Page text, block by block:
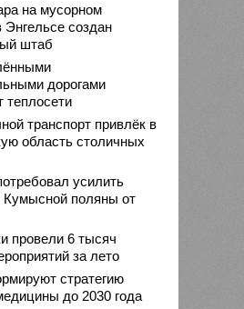
на мусорном
Энгельсе создан
штаб
дорогами
теплосети
транспорт привлёк в
область столичных
усилить
Кумысной поляны от
провели 6 тысяч
за лето
стратегию
до 2030 года